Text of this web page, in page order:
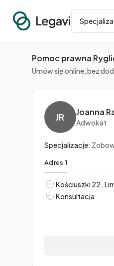
Pomoc prawna
Umów się online, bez
JR Joanna
Adwokat
Specjalizacje:
Adres 1
Kościuszki 22 ,
Konsultacja